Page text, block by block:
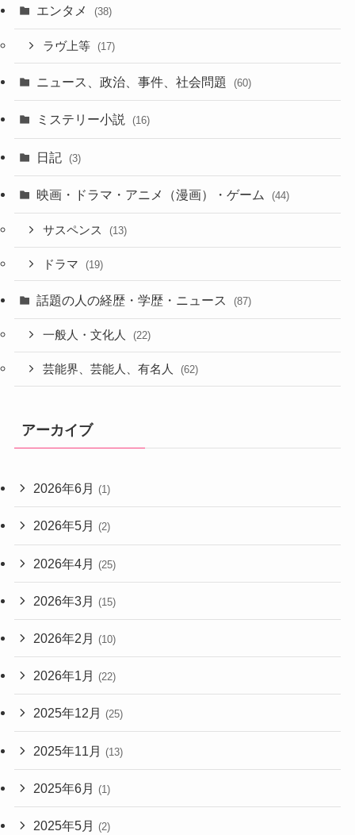
エンタメ (38)
ラヴ上等 (17)
ニュース、政治、事件、社会問題 (60)
ミステリー小説 (16)
日記 (3)
映画・ドラマ・アニメ（漫画）・ゲーム (44)
サスペンス (13)
ドラマ (19)
話題の人の経歴・学歴・ニュース (87)
一般人・文化人 (22)
芸能界、芸能人、有名人 (62)
アーカイブ
2026年6月 (1)
2026年5月 (2)
2026年4月 (25)
2026年3月 (15)
2026年2月 (10)
2026年1月 (22)
2025年12月 (25)
2025年11月 (13)
2025年6月 (1)
2025年5月 (2)